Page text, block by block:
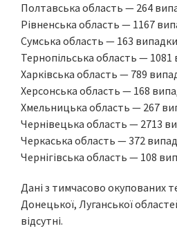
Полтавська область — 264
Рівненська область — 1167
Сумська область — 163
Тернопільська область — 1081
Харківська область — 789
Херсонська область — 168
Хмельницька область — 267
Чернівецька область — 2713
Черкаська область — 372
Чернігівська область — 108
Дані з тимчасово окупованих
Донецької, Луганської
відсутні.